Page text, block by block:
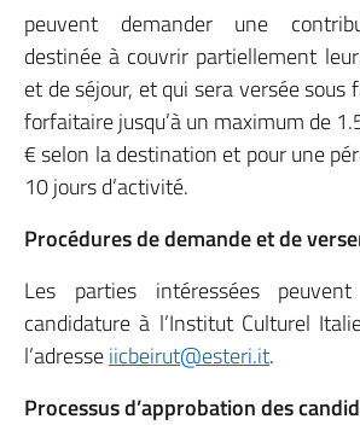
peuvent demander une
destinée à couvrir partiellement
et de séjour, et qui sera versée
forfaitaire jusqu’à un maximum de
€ selon la destination et pour une
10 jours d’activité.
Procédures de demande et de
Les parties intéressées
candidature à l’Institut Culturel
l’adresseiicbeirut@esteri.it.
Processus d’approbation des